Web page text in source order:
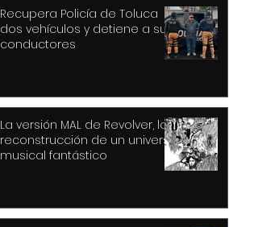
Recupera Policía de Toluca
dos vehículos y detiene a sus
conductores
La versión MAL de Revolver, la
reconstrucción de un universo
musical fantástico